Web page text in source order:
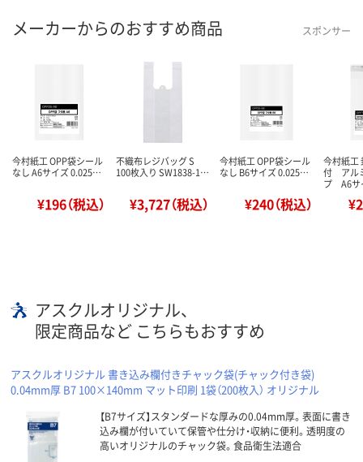
メーカーからのおすすめ商品 スポンサー
今村紙工 OPP袋シール
なし A6サイズ 0.025…
¥196（税込）
不織布レジバッグ S
100枚入り SW1838-1…
¥3,727（税込）
今村紙工 OPP袋シール
なし B6サイズ 0.025…
¥240（税込）
今村紙工
付 アル
プ A6
アスクルオリジナル、
限定商品など こちらもおすすめ
アスクルオリジナル 書き込み欄付きチャック袋(チャック付き袋)
0.04mm厚 B7 100×140mm マット印刷 1袋（200枚入） オリジナル
【B7サイズ】スタンダードな厚みの0.04mm厚。表面に書き
込み欄が付いていて保管や仕分け・収納に便利。透明度の
高いオリジナルのチャック袋。食品衛生法適合